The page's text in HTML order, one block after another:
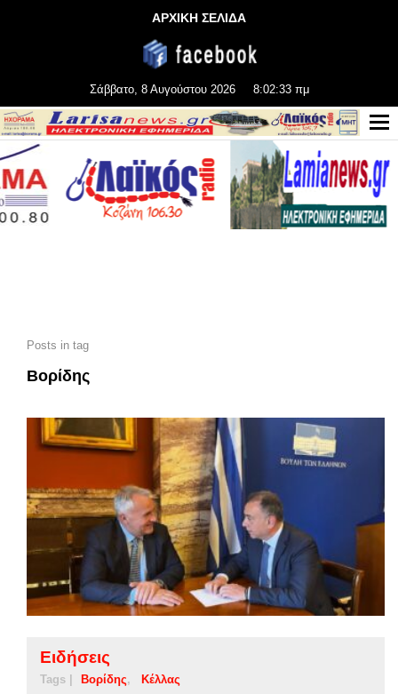
ΑΡΧΙΚΗ ΣΕΛΙΔΑ
Σάββατο, 8 Αυγούστου 2026 8:02:35 πμ
Posts in tag
Βορίδης
Ειδήσεις
Tags | Βορίδης Κέλλας